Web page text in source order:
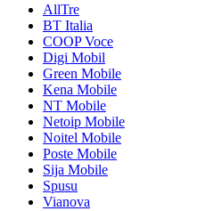
AllTre
BT Italia
COOP Voce
Digi Mobil
Green Mobile
Kena Mobile
NT Mobile
Netoip Mobile
Noitel Mobile
Poste Mobile
Sija Mobile
Spusu
Vianova